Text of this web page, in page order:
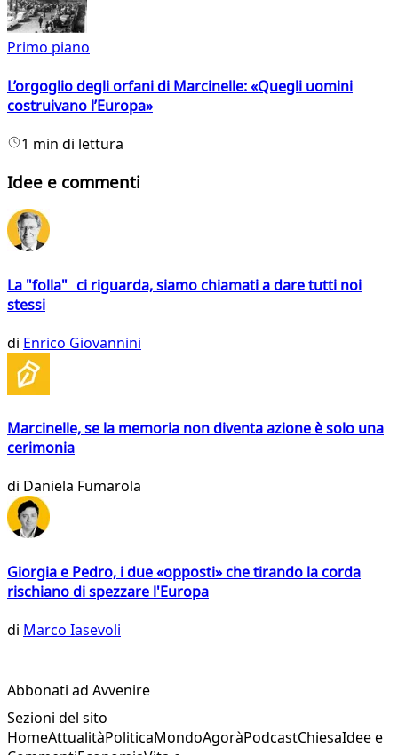
Primo piano
L’orgoglio degli orfani di Marcinelle: «Quegli uomini
costruivano l’Europa»
1 min di lettura
Idee e commenti
La "folla" ci riguarda, siamo chiamati a dare tutti noi
stessi
di Enrico Giovannini
Marcinelle, se la memoria non diventa azione è solo una
cerimonia
di Daniela Fumarola
Giorgia e Pedro, i due «opposti» che tirando la corda
rischiano di spezzare l'Europa
di Marco Iasevoli
Abbonati ad Avvenire
Sezioni del sito
HomeAttualitàPoliticaMondoAgoràPodcastChiesaIdee e